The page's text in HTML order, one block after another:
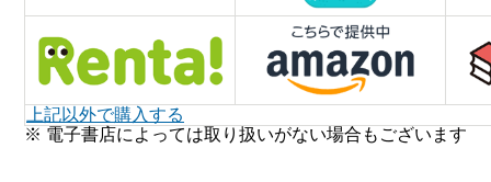
上記以外で購入する
※ 電子書店によっては取り扱いがない場合もございます